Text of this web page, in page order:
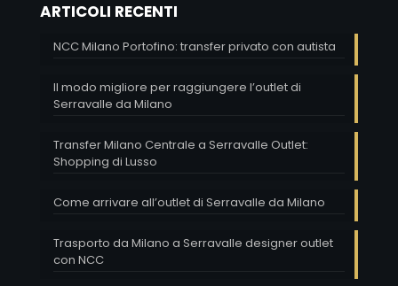
ARTICOLI RECENTI
NCC Milano Portofino: transfer privato con autista
Il modo migliore per raggiungere l’outlet di
Serravalle da Milano
Transfer Milano Centrale a Serravalle Outlet:
Shopping di Lusso
Come arrivare all’outlet di Serravalle da Milano
Trasporto da Milano a Serravalle designer outlet
con NCC